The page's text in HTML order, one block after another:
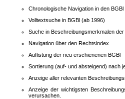
Chronologische Navigation in den BGBl
Volltextsuche in BGBl (ab 1996)
Suche in Beschreibungsmerkmalen
Navigation über den Rechtsindex
Auflistung der neu erschienenen BGBl
Sortierung (auf- und absteigend) nach
Anzeige aller relevanten
Anzeige der wichtigsten
verursachen.